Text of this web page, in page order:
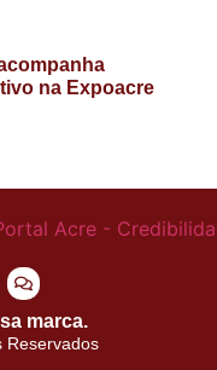
na Expoacre
marca.
Reservados